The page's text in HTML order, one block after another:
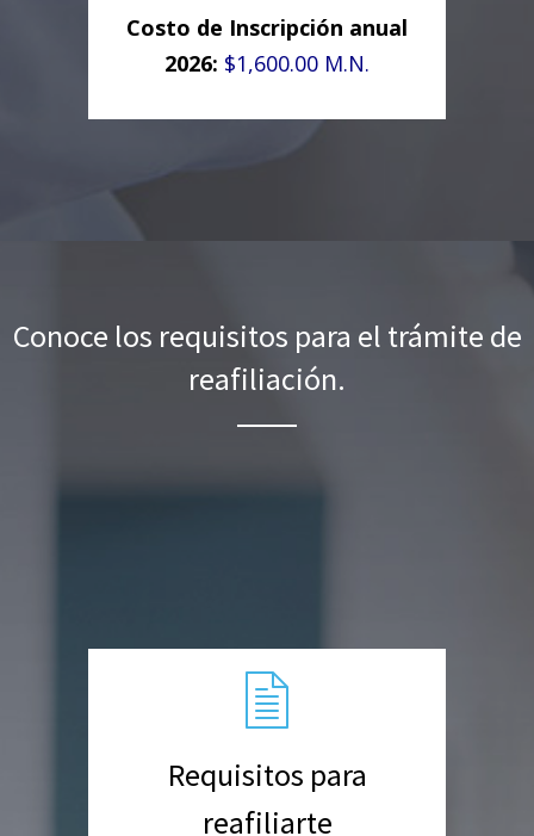
Costo de Inscripción anual
2026: $1,600.00 M.N.
Conoce los requisitos para el trámite de
reafiliación.
Requisitos para
reafiliarte